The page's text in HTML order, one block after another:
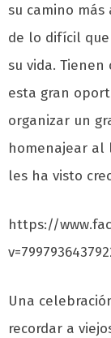
su camino
de lo difícil
su vida.
esta gran
organizar un
homenajear al
les ha visto
https://
Una
recordar a